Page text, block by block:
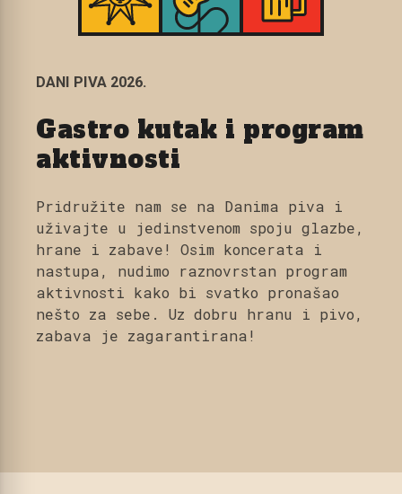
DANI PIVA 2026.
Gastro kutak i program
aktivnosti
Pridružite nam se na Danima piva i
uživajte u jedinstvenom spoju glazbe,
hrane i zabave! Osim koncerata i
nastupa, nudimo raznovrstan program
aktivnosti kako bi svatko pronašao
nešto za sebe. Uz dobru hranu i pivo,
zabava je zagarantirana!